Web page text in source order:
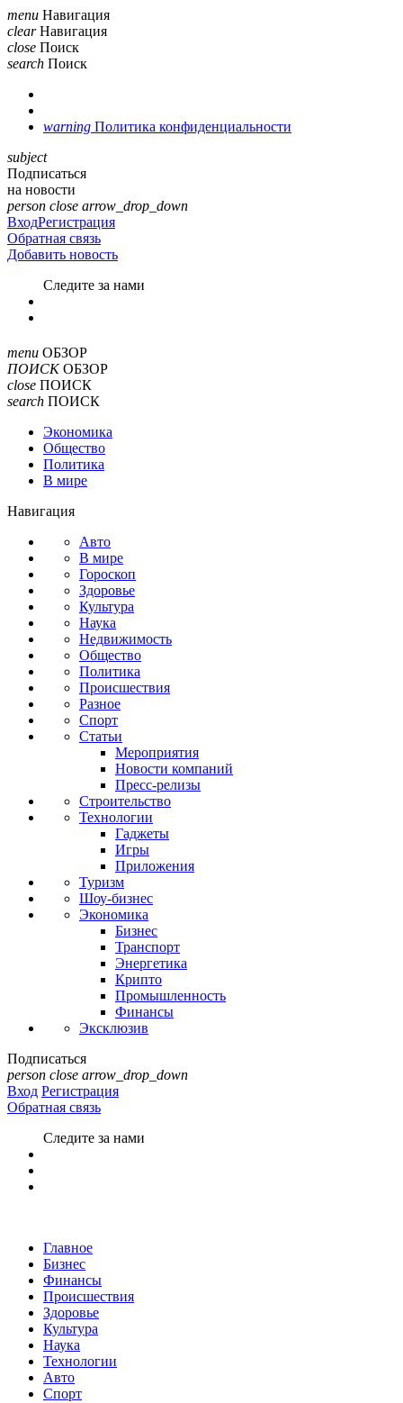
menu Навигация
clear Навигация
close Поиск
search Поиск
warning Политика конфиденциальности
subject
Подписаться
на новости
person close arrow_drop_down
ВходРегистрация
Обратная связь
Добавить новость
Cледите за нами
menu ОБЗОР
ПОИСК ОБЗОР
close ПОИСК
search ПОИСК
Экономика
Общество
Политика
В мире
Навигация
Авто
В мире
Гороскоп
Здоровье
Культура
Наука
Недвижимость
Общество
Политика
Происшествия
Разное
Спорт
Статьи
Мероприятия
Новости компаний
Пресс-релизы
Строительство
Технологии
Гаджеты
Игры
Приложения
Туризм
Шоу-бизнес
Экономика
Бизнес
Транспорт
Энергетика
Крипто
Промышленность
Финансы
Эксклюзив
Подписаться
person close arrow_drop_down
Вход Регистрация
Обратная связь
Следите за нами
Главное
Бизнес
Финансы
Происшествия
Здоровье
Культура
Наука
Технологии
Авто
Спорт